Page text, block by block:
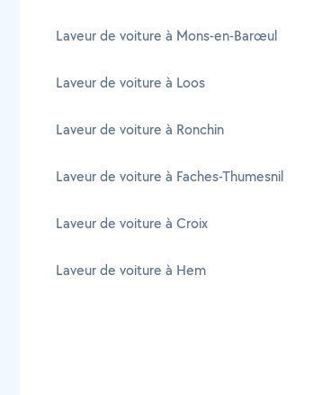
Laveur de voiture à Mons-en-Barœul
Laveur de voiture à Loos
Laveur de voiture à Ronchin
Laveur de voiture à Faches-Thumesnil
Laveur de voiture à Croix
Laveur de voiture à Hem